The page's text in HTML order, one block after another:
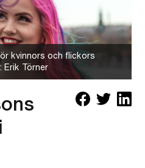
kvinnors och flickors
Erik Törner